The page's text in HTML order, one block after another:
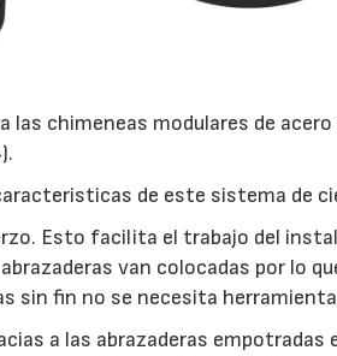
las chimeneas modulares de
de este sistema de
Esto facilita el trabajo del
van colocadas por lo
sin fin no se necesita
a las abrazaderas empotradas